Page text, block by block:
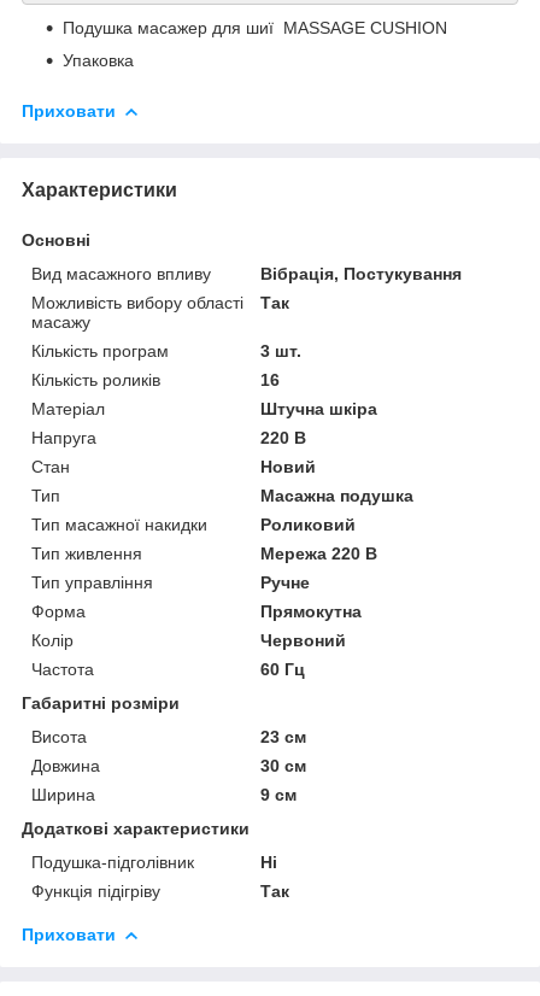
Подушка масажер для шиї MASSAGE CUSHION
Упаковка
Приховати
Характеристики
Основні
Вид масажного впливу
Вібрація, Постукування
Можливість вибору області
масажу
Так
Кількість програм
3 шт.
Кількість роликів
16
Матеріал
Штучна шкіра
Напруга
220 В
Стан
Новий
Тип
Масажна подушка
Тип масажної накидки
Роликовий
Тип живлення
Мережа 220 В
Тип управління
Ручне
Форма
Прямокутна
Колір
Червоний
Частота
60 Гц
Габаритні розміри
Висота
23 см
Довжина
30 см
Ширина
9 см
Додаткові характеристики
Подушка-підголівник
Ні
Функція підігріву
Так
Приховати